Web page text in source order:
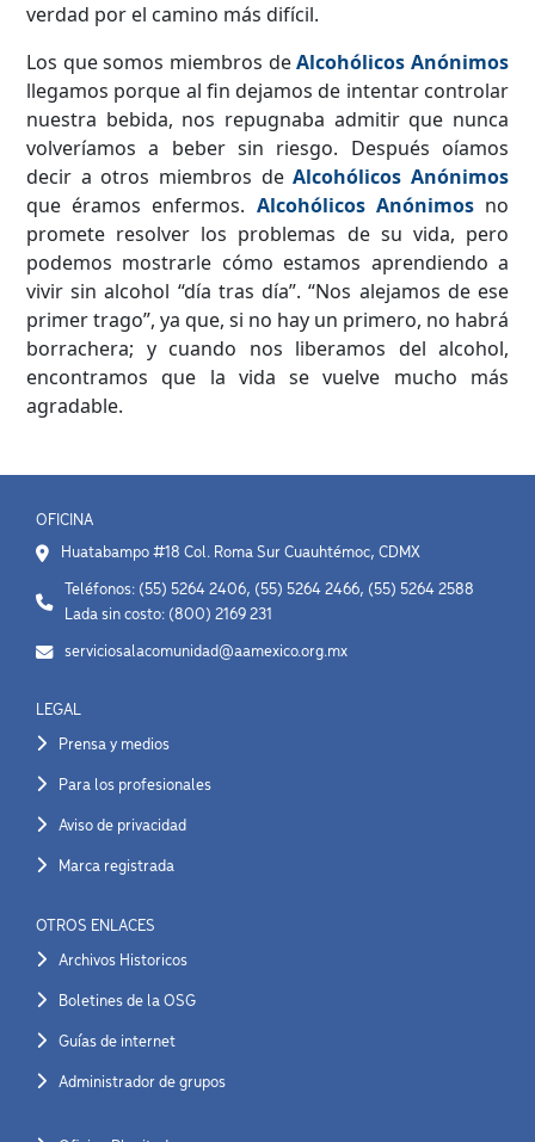
verdad por el camino más difícil.
Los que somos miembros deAlcohólicos Anónimos
llegamos porque al fin dejamos de intentar controlar
nuestra bebida, nos repugnaba admitir que nunca
volveríamos a beber sin riesgo. Después oíamos
decir a otros miembros deAlcohólicos Anónimos
que éramos enfermos. Alcohólicos Anónimosno
promete resolver los problemas de su vida, pero
podemos mostrarle cómo estamos aprendiendo a
vivir sin alcohol “día tras día”. “Nos alejamos de ese
primer trago”, ya que, si no hay un primero, no habrá
borrachera; y cuando nos liberamos del alcohol,
encontramos que la vida se vuelve mucho más
agradable.
OFICINA
Huatabampo #18 Col. Roma Sur Cuauhtémoc, CDMX
Teléfonos: (55) 5264 2406, (55) 5264 2466, (55) 5264 2588
Lada sin costo: (800) 2169 231
serviciosalacomunidad@aamexico.org.mx
LEGAL
Prensa y medios
Para los profesionales
Aviso de privacidad
Marca registrada
OTROS ENLACES
Archivos Historicos
Boletines de la OSG
Guías de internet
Administrador de grupos